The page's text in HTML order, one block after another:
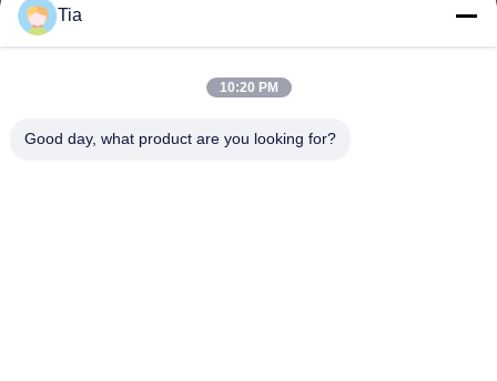
クイックリンク
プロダクト
Tia
10:20 PM
Good day, what product are you looking for?